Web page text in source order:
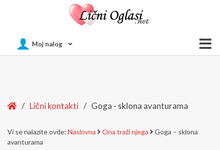
Moj nalog
Home
/ Lični kontakti / Goga - sklona avanturama
Vi se nalazite ovde: Naslovna Ona traži njega
Goga – sklona
avanturama